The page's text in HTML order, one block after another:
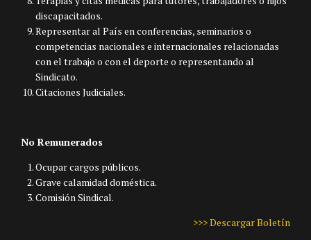
discapacitados.
Representar al País en conferencias, seminarios o
competencias nacionales e internacionales relacionadas
con el trabajo o con el deporte o representando al
Sindicato.
Citaciones Judiciales.
No Remunerados
Ocupar cargos públicos.
Grave calamidad doméstica.
Comisión Sindical.
>>> Descargar Boletín